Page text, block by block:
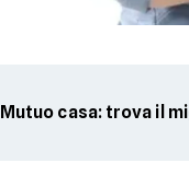
Mutuo casa: trova il